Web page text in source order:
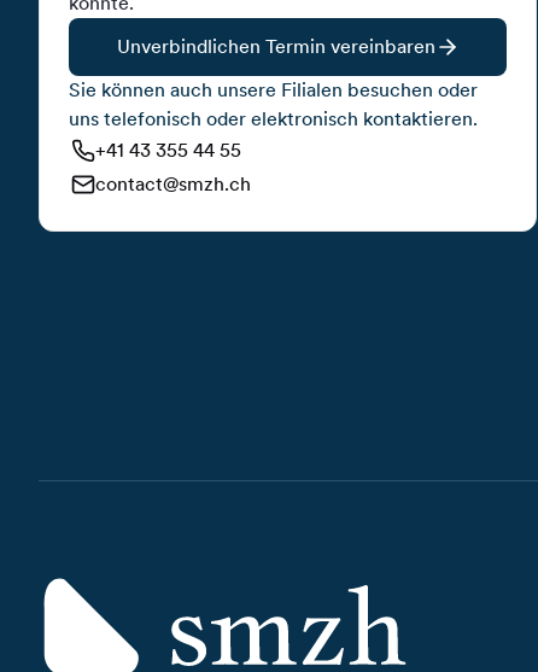
Unverbindlichen Termin vereinbaren
Sie können auch unsere Filialen besuchen oder
uns telefonisch oder elektronisch kontaktieren.
+41 43 355 44 55
contact@smzh.ch